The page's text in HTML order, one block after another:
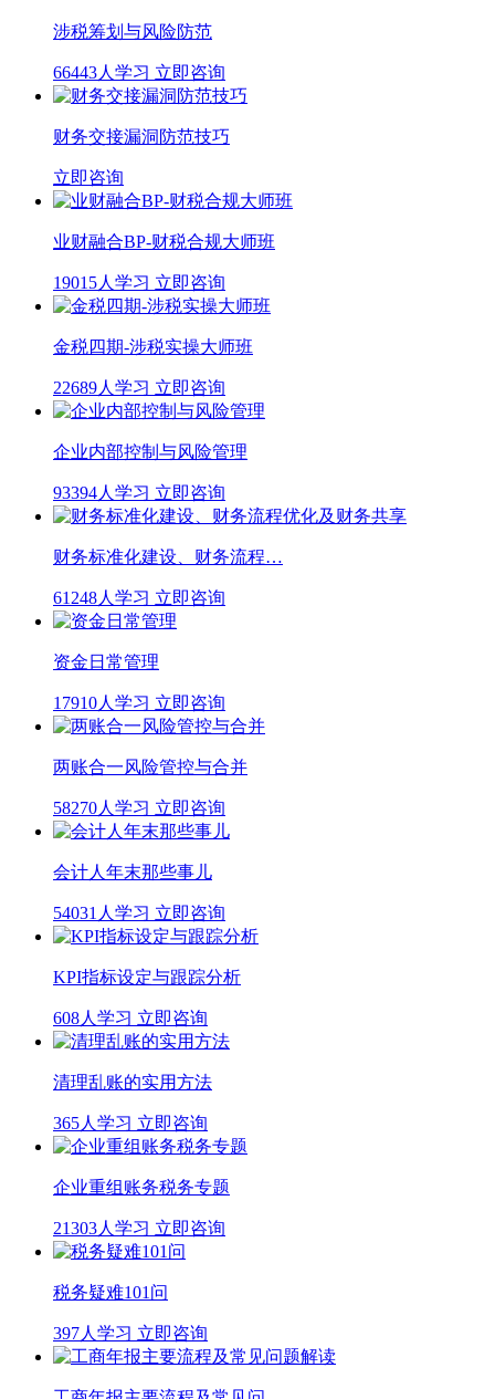
涉税筹划与风险防范
66443人学习 立即咨询
财务交接漏洞防范技巧
立即咨询
业财融合BP-财税合规大师班
19015人学习 立即咨询
金税四期-涉税实操大师班
22689人学习 立即咨询
企业内部控制与风险管理
93394人学习 立即咨询
财务标准化建设、财务流程…
61248人学习 立即咨询
资金日常管理
17910人学习 立即咨询
两账合一风险管控与合并
58270人学习 立即咨询
会计人年末那些事儿
54031人学习 立即咨询
KPI指标设定与跟踪分析
608人学习 立即咨询
清理乱账的实用方法
365人学习 立即咨询
企业重组账务税务专题
21303人学习 立即咨询
税务疑难101问
397人学习 立即咨询